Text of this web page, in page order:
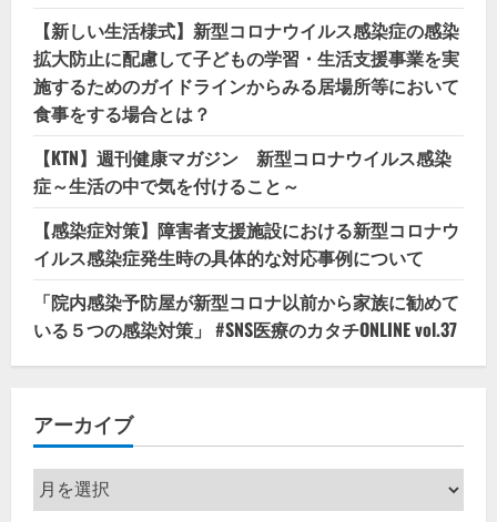
【新しい生活様式】新型コロナウイルス感染症の感染
拡大防止に配慮して子どもの学習・生活支援事業を実
施するためのガイドラインからみる居場所等において
食事をする場合とは？
【KTN】週刊健康マガジン 新型コロナウイルス感染
症～生活の中で気を付けること～
【感染症対策】障害者支援施設における新型コロナウ
イルス感染症発生時の具体的な対応事例について
「院内感染予防屋が新型コロナ以前から家族に勧めて
いる５つの感染対策」 #SNS医療のカタチONLINE vol.37
アーカイブ
ア
ー